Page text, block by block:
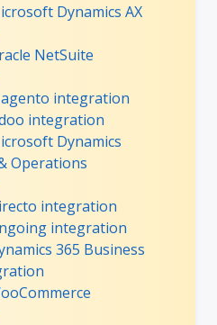
Dynamics AX
NetSuite
integration
integration
Dynamics
Operations
integration
integration
365 Business